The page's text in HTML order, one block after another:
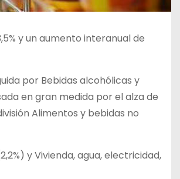
y un aumento interanual de
por Bebidas alcohólicas y
en gran medida por el alza de
Alimentos y bebidas no
y Vivienda, agua, electricidad,